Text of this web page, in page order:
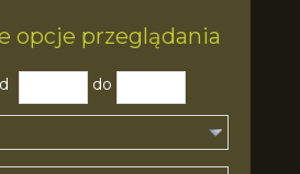
opcje przeglądania
do